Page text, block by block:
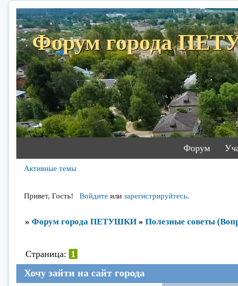
Форум города
Форум
Активные темы
Привет, Гость! Войдите или зарегистрируйтесь.
» Форум города ПЕТУШКИ » Полезные советы
Хочу зайти на сайт города
Страница: 1